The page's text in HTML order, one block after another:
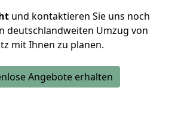
und kontaktieren Sie uns noch
deutschlandweiten Umzug von
mit Ihnen zu planen.
Angebote erhalten